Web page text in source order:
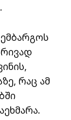
რაც ამ